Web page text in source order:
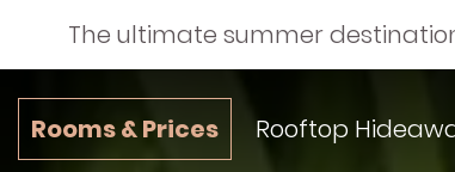
Rooms & Prices Rooftop
The ultimate summer